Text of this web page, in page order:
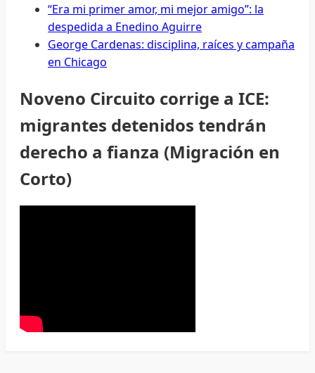
“Era mi primer amor, mi mejor amigo”: la
despedida a Enedino Aguirre
George Cardenas: disciplina, raíces y campaña
en Chicago
Noveno Circuito corrige a ICE:
migrantes detenidos tendrán
derecho a fianza (Migración en
Corto)